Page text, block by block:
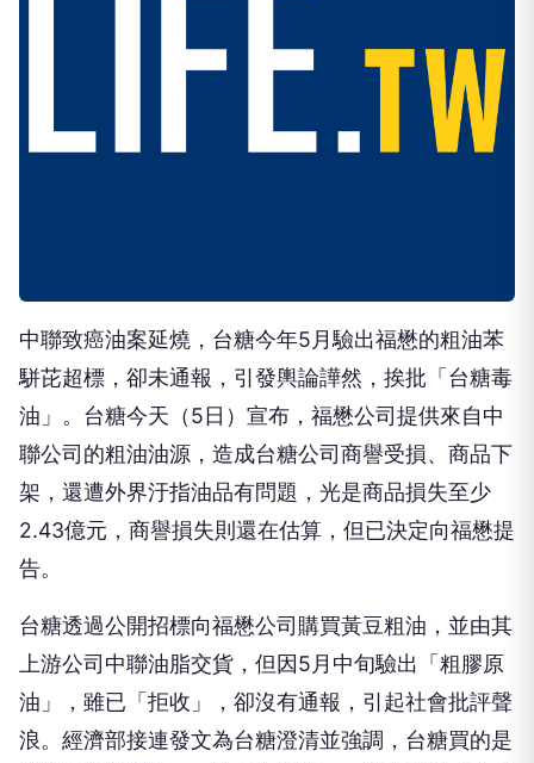
中聯致癌油案延燒，台糖今年5月驗出福懋的粗油苯
駢芘超標，卻未通報，引發輿論譁然，挨批「台糖毒
油」。台糖今天（5日）宣布，福懋公司提供來自中
聯公司的粗油油源，造成台糖公司商譽受損、商品下
架，還遭外界汙指油品有問題，光是商品損失至少
2.43億元，商譽損失則還在估算，但已決定向福懋提
告。
台糖透過公開招標向福懋公司購買黃豆粗油，並由其
上游公司中聯油脂交貨，但因5月中旬驗出「粗膠原
油」，雖已「拒收」，卻沒有通報，引起社會批評聲
浪。經濟部接連發文為台糖澄清並強調，台糖買的是